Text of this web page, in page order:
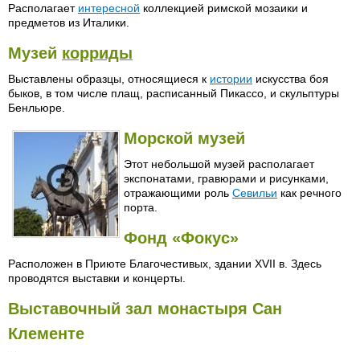
Располагает интересной коллекцией римской мозаики и
предметов из Италики.
Музей корриды
Выставлены образцы, относящиеся к истории искусства боя
быков, в том числе плащ, расписанный Пикассо, и скульптуры
Бенльюре.
Морской музей
Этот небольшой музей располагает
экспонатами, гравюрами и рисунками,
отражающими роль Севильи как речного
порта.
Фонд «Фокус»
Расположен в Приюте Благочестивых, здании XVII в. Здесь
проводятся выставки и концерты.
Выставочный зал монастыря Сан
Клементе